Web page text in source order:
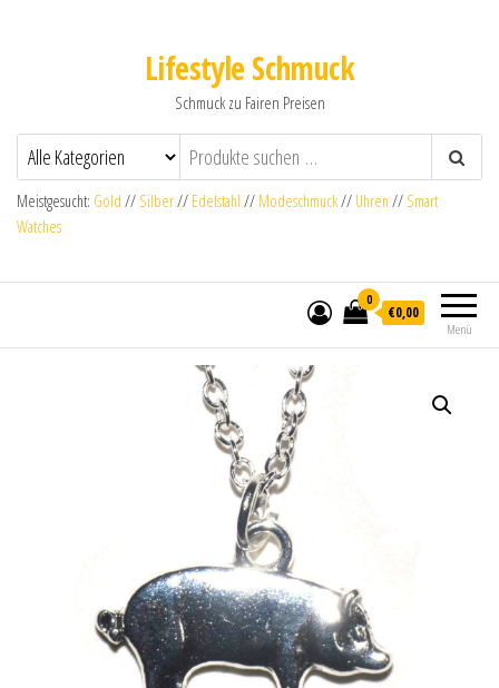
Lifestyle Schmuck
Schmuck zu Fairen Preisen
Meistgesucht: Gold // Silber// Edelstahl // Modeschmuck// Uhren // Smart
Watches
Menü
0
€0,00